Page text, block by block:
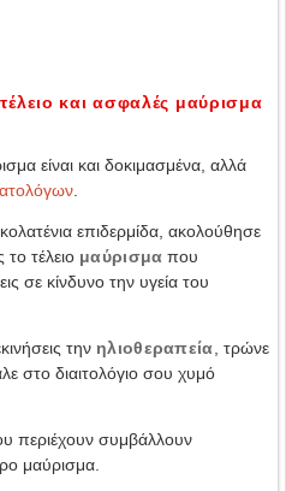
και ασφαλές μαύρισμα
είναι και δοκιμασμένα, αλλά
επιδερμίδα, ακολούθησε
το τέλειο μαύρισμα που
σε κίνδυνο την υγεία του
την ηλιοθεραπεία , τρώνε
στο διαιτολόγιο σου χυμό
περιέχουν συμβάλλουν
μαύρισμα.